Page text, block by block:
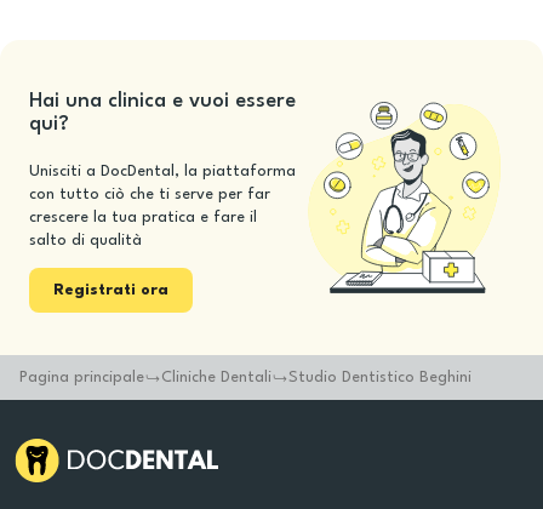
Hai una clinica e vuoi essere
qui?
Unisciti a DocDental, la piattaforma
con tutto ciò che ti serve per far
crescere la tua pratica e fare il
salto di qualità
Registrati ora
Pagina principale Cliniche Dentali Studio Dentistico Beghini